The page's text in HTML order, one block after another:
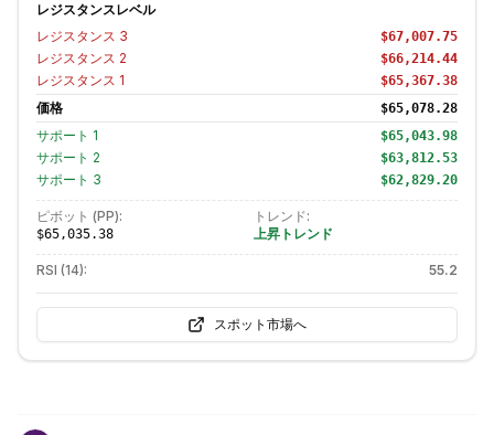
レジスタンスレベル
レジスタンス 3 $67,007.75
レジスタンス 2 $66,214.44
レジスタンス 1 $65,367.38
価格 $65,078.28
サポート 1 $65,043.98
サポート 2 $63,812.53
サポート 3 $62,829.20
ピボット (PP):
$65,035.38
トレンド:
上昇トレンド
RSI (14): 55.2
スポット市場へ